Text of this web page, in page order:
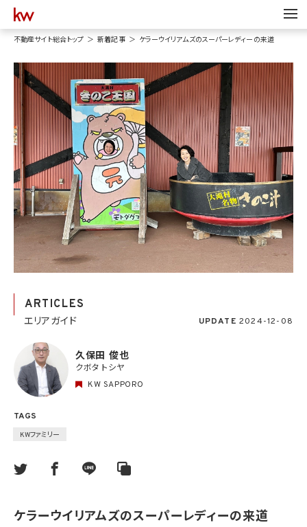
不動産サイト総合トップ 新着記事 ケラーウイリアムズのスーパーレディーの来道
ARTICLES
エリアガイド UPDATE 2024-12-08
TAGS
KWファミリー
久保田 俊也
クボタ トシヤ
KW SAPPORO
ケラーウイリアムズのスーパーレディーの来道